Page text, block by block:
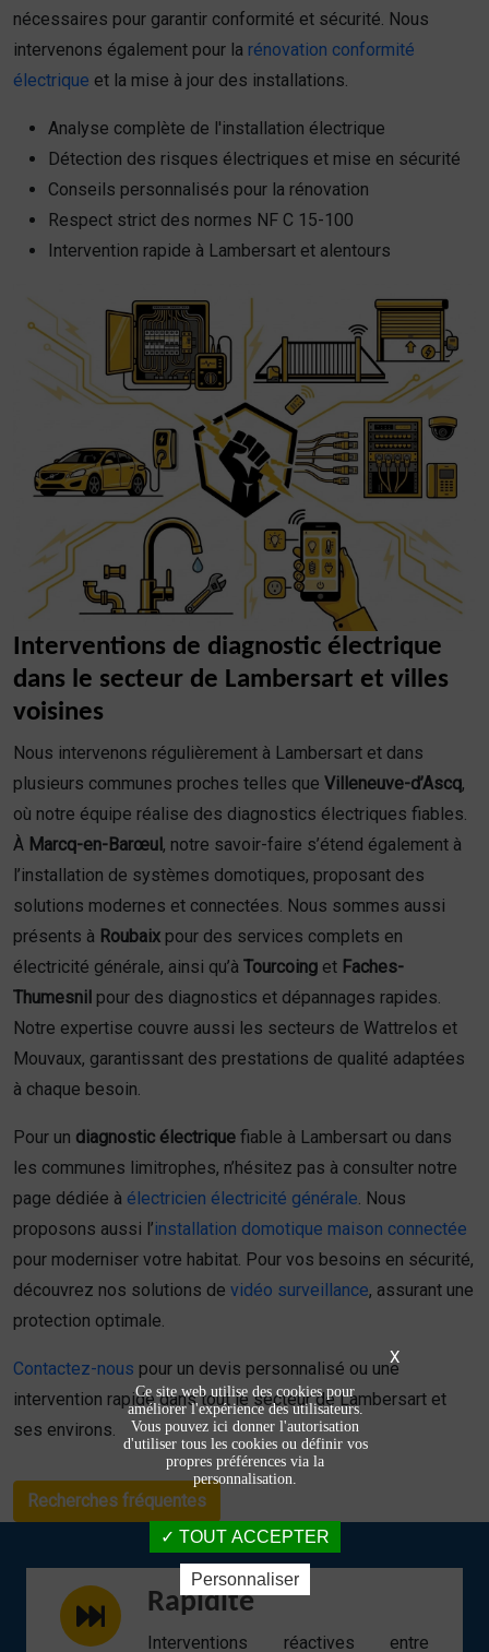
nécessaires pour garantir conformité et sécurité. Nous
intervenons également pour la rénovation conformité
électrique et la mise à jour des installations.
Analyse complète de l'installation électrique
Détection des risques électriques et mise en sécurité
Conseils personnalisés pour la rénovation
Respect strict des normes NF C 15-100
Intervention rapide à Lambersart et alentours
Interventions de diagnostic électrique
dans le secteur de Lambersart et villes
voisines
Nous intervenons régulièrement à Lambersart et dans
plusieurs communes proches telles que Villeneuve-d’Ascq,
où notre équipe réalise des diagnostics électriques fiables.
À Marcq-en-Barœul , notre savoir-faire s’étend également à
l’installation de systèmes domotiques, proposant des
solutions modernes et connectées. Nous sommes aussi
présents à Roubaix pour des services complets en
électricité générale, ainsi qu’à Tourcoing et Faches-
Thumesnil pour des diagnostics et dépannages rapides.
Notre expertise couvre aussi les secteurs de Wattrelos et
Mouvaux, garantissant des prestations de qualité adaptées
à chaque besoin.
Pour un diagnostic électrique fiable à Lambersart ou dans
les communes limitrophes, n’hésitez pas à consulter notre
page dédiée à électricien électricité générale . Nous
proposons aussi l’installation domotique maison connectée
pour moderniser votre habitat. Pour vos besoins en sécurité,
découvrez nos solutions de vidéo surveillance, assurant une
protection optimale.
Contactez-nous pour un devis personnalisé ou une
intervention rapide dans tout le secteur de Lambersart et
ses environs.
Recherches fréquentes
Rapidité
Interventions réactives entre
X
Ce site web utilise des cookies pour
améliorer l'expérience des utilisateurs.
Vous pouvez ici donner l'autorisation
d'utiliser tous les cookies ou définir vos
propres préférences via la
personnalisation.
TOUT ACCEPTER
Personnaliser